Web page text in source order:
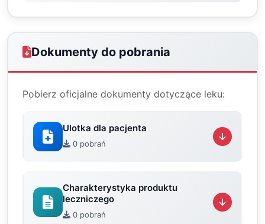
Dokumenty do pobrania
Pobierz oficjalne dokumenty dotyczące leku:
Ulotka dla pacjenta
0 pobrań
Charakterystyka produktu
leczniczego
0 pobrań